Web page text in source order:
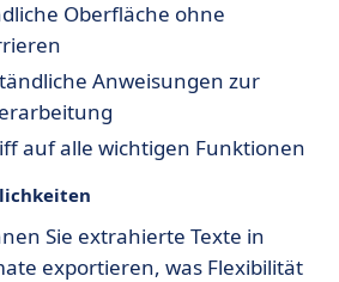
Oberfläche ohne
Anweisungen zur
auf alle wichtigen Funktionen
Sie extrahierte Texte in
exportieren, was Flexibilität